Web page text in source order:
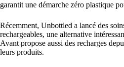
garantit une démarche zéro plastique
Récemment, Unbottled a lancé des
rechargeables, une alternative
Avant propose aussi des recharges
leurs produits.